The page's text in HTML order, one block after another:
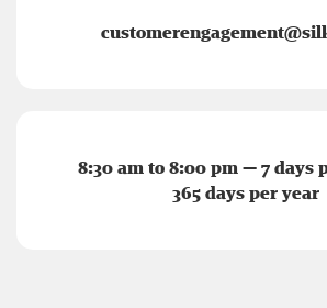
8:30 am to 8:00 pm — 7 days
365 days per year